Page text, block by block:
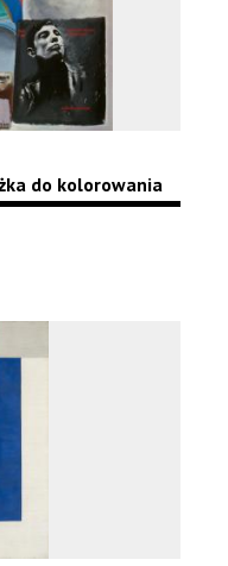
do kolorowania